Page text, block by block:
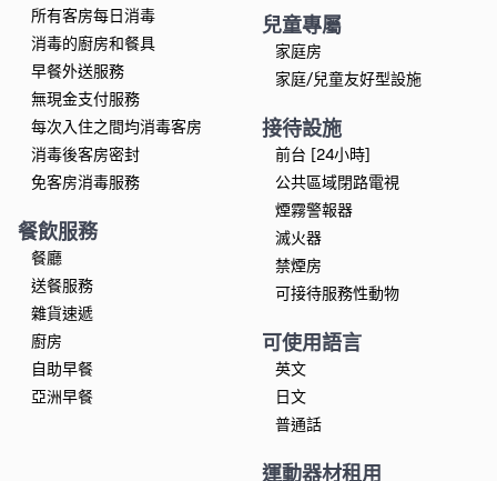
所有客房每日消毒
消毒的廚房和餐具
早餐外送服務
無現金支付服務
每次入住之間均消毒客房
消毒後客房密封
免客房消毒服務
餐飲服務
餐廳
送餐服務
雜貨速遞
廚房
自助早餐
亞洲早餐
兒童專屬
家庭房
家庭/兒童友好型設施
接待設施
前台 [24小時]
公共區域閉路電視
煙霧警報器
滅火器
禁煙房
可接待服務性動物
可使用語言
英文
日文
普通話
運動器材租用